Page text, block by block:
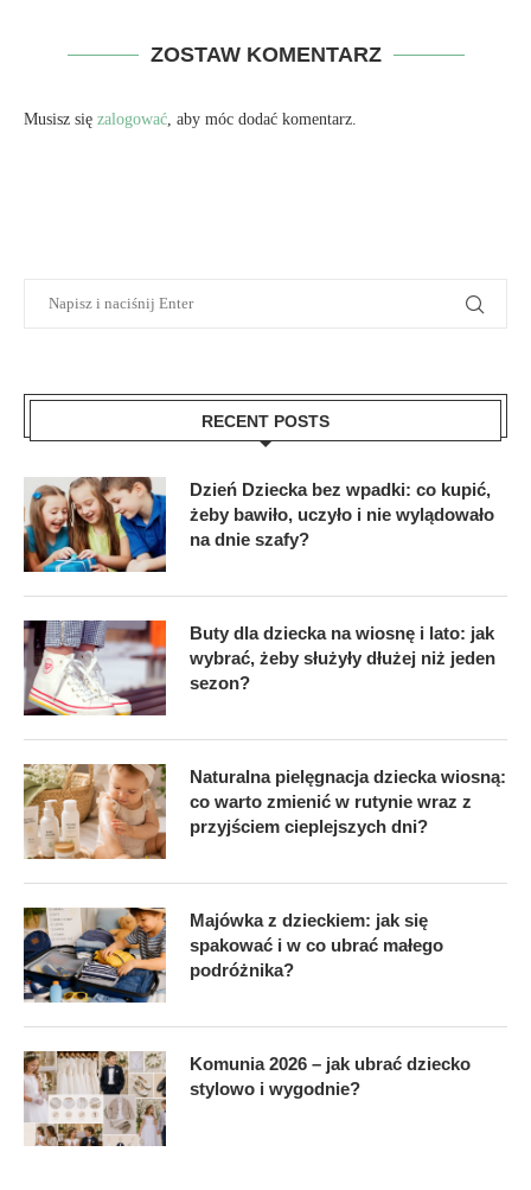
ZOSTAW KOMENTARZ
Musisz się zalogować, aby móc dodać komentarz.
RECENT POSTS
Dzień Dziecka bez wpadki: co kupić,
żeby bawiło, uczyło i nie wylądowało
na dnie szafy?
Buty dla dziecka na wiosnę i lato: jak
wybrać, żeby służyły dłużej niż jeden
sezon?
Naturalna pielęgnacja dziecka wiosną:
co warto zmienić w rutynie wraz z
przyjściem cieplejszych dni?
Majówka z dzieckiem: jak się
spakować i w co ubrać małego
podróżnika?
Komunia 2026 – jak ubrać dziecko
stylowo i wygodnie?